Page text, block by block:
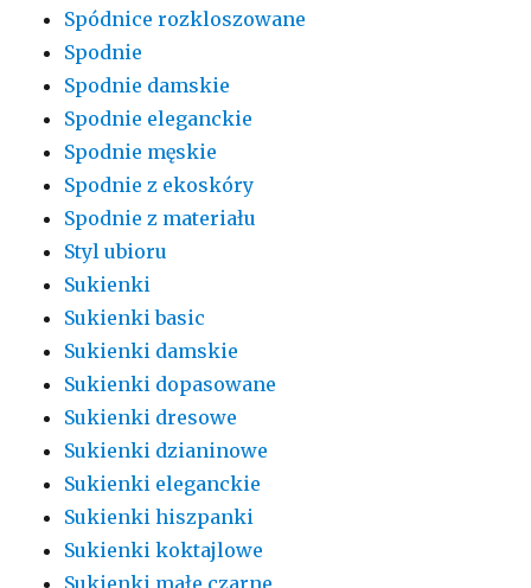
Spódnice rozkloszowane
Spodnie
Spodnie damskie
Spodnie eleganckie
Spodnie męskie
Spodnie z ekoskóry
Spodnie z materiału
Styl ubioru
Sukienki
Sukienki basic
Sukienki damskie
Sukienki dopasowane
Sukienki dresowe
Sukienki dzianinowe
Sukienki eleganckie
Sukienki hiszpanki
Sukienki koktajlowe